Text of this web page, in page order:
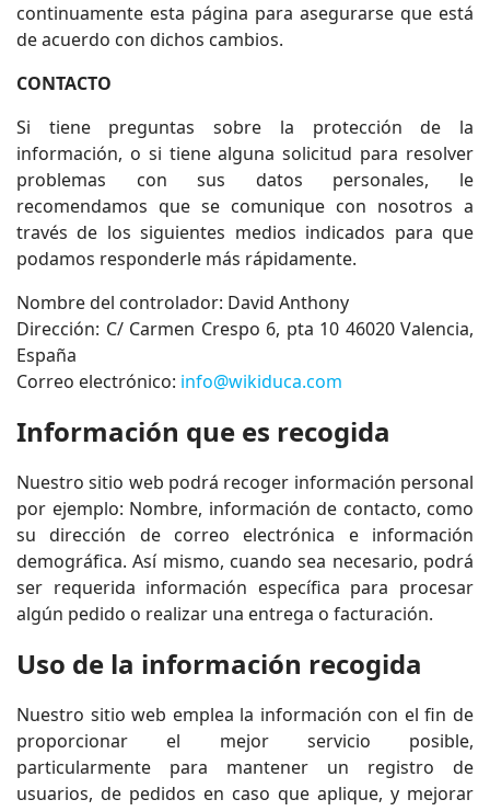
continuamente esta página para asegurarse que está
de acuerdo con dichos cambios.
CONTACTO
Si tiene preguntas sobre la protección de la
información, o si tiene alguna solicitud para resolver
problemas con sus datos personales, le
recomendamos que se comunique con nosotros a
través de los siguientes medios indicados para que
podamos responderle más rápidamente.
Nombre del controlador: David Anthony
Dirección: C/ Carmen Crespo 6, pta 10 46020 Valencia,
España
Correo electrónico: info@wikiduca.com
Información que es recogida
Nuestro sitio web podrá recoger información personal
por ejemplo: Nombre, información de contacto, como
su dirección de correo electrónica e información
demográfica. Así mismo, cuando sea necesario, podrá
ser requerida información específica para procesar
algún pedido o realizar una entrega o facturación.
Uso de la información recogida
Nuestro sitio web emplea la información con el fin de
proporcionar el mejor servicio posible,
particularmente para mantener un registro de
usuarios, de pedidos en caso que aplique, y mejorar